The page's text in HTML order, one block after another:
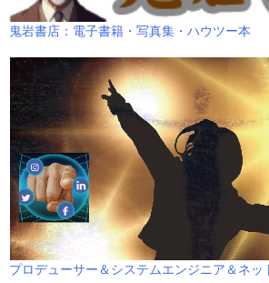
鬼岩書店：電子書籍・写真集・ハウツー本
プロデューサー＆システムエンジニア＆ネ